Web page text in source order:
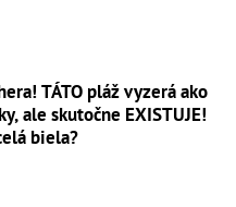
TÁTO pláž vyzerá ako
ale skutočne EXISTUJE!
biela?